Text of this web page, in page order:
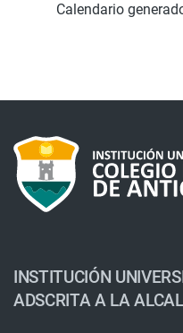
Calendario
INSTITUCIÓN
ADSCRITA A LA